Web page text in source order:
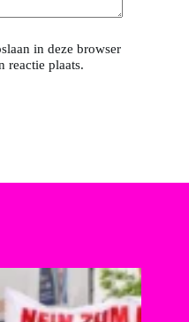
in deze browser
reactie plaats.